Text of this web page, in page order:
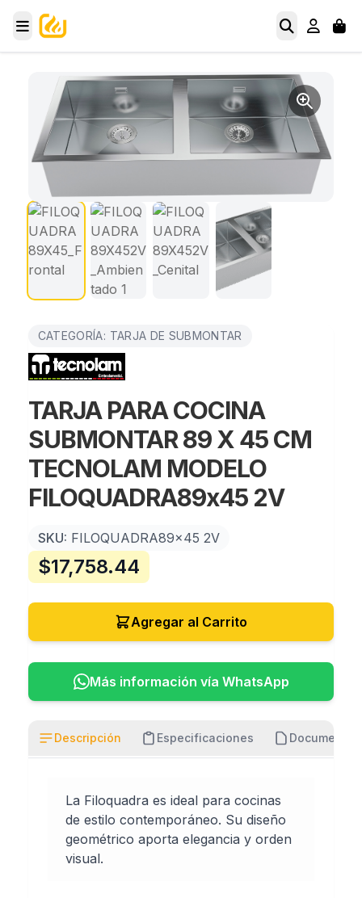
CATEGORÍA: TARJA DE SUBMONTAR
TARJA PARA COCINA
SUBMONTAR 89 X 45 CM
TECNOLAM MODELO
FILOQUADRA89x45 2V
SKU: FILOQUADRA89x45 2V
$17,758.44
Agregar al Carrito
Más información vía WhatsApp
Descripción Especificaciones Documentos
La Filoquadra es ideal para cocinas
de estilo contemporáneo. Su diseño
geométrico aporta elegancia y orden
visual.